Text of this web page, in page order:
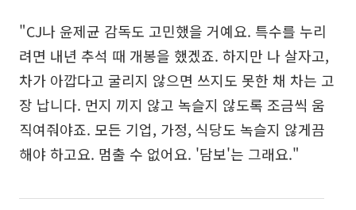
"CJ나 윤제균 감독도 고민했을 거예요. 특수를 누리
려면 내년 추석 때 개봉을 했겠죠. 하지만 나 살자고,
차가 아깝다고 굴리지 않으면 쓰지도 못한 채 차는 고
장 납니다. 먼지 끼지 않고 녹슬지 않도록 조금씩 움
직여줘야죠. 모든 기업, 가정, 식당도 녹슬지 않게끔
해야 하고요. 멈출 수 없어요. '담보'는 그래요."